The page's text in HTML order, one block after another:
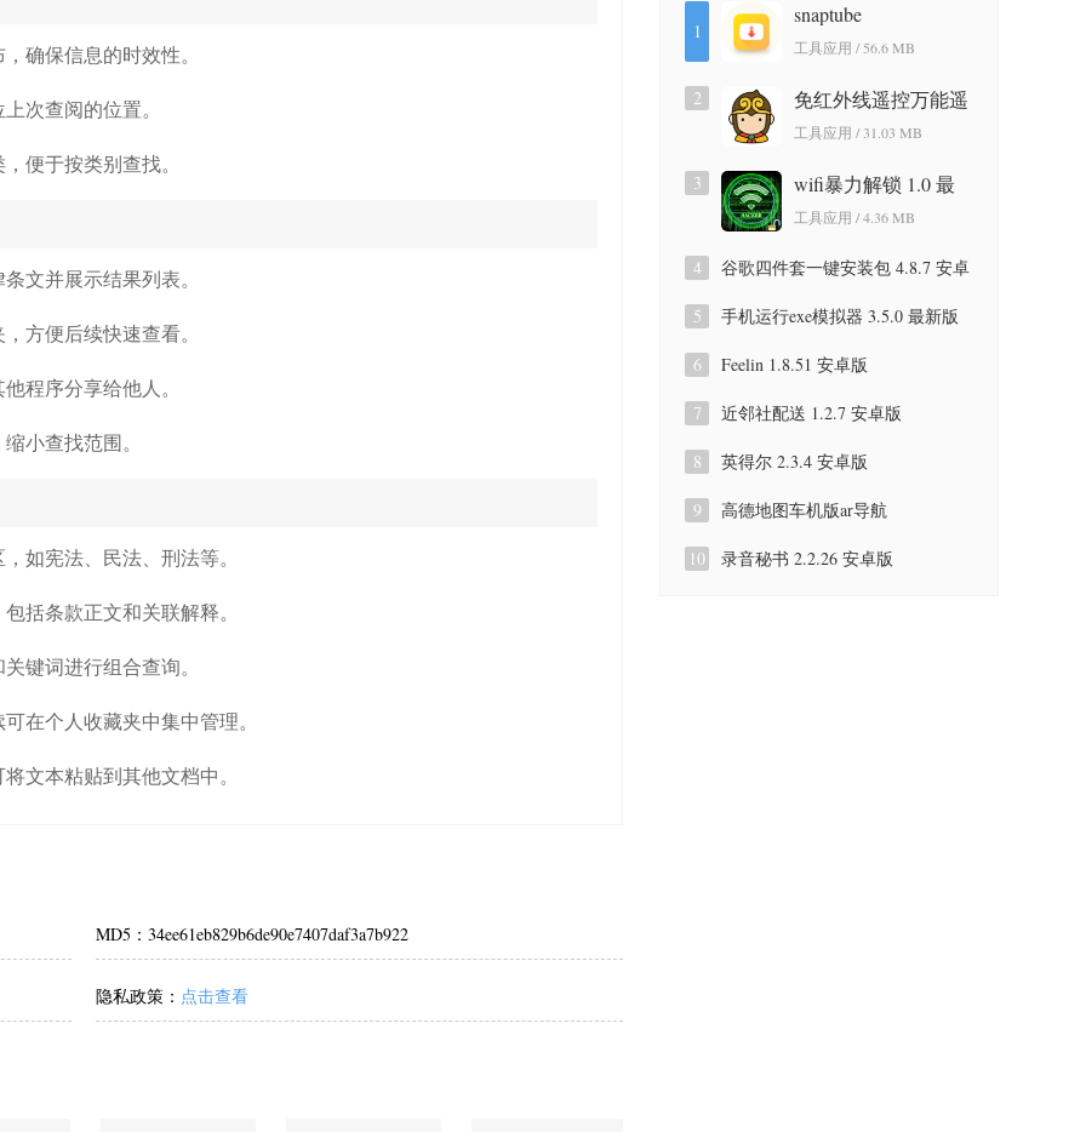
确保信息的时效性。
次查阅的位置。
便于按类别查找。
文并展示结果列表。
方便后续快速查看。
程序分享给他人。
小查找范围。
如宪法、民法、刑法等。
括条款正文和关联解释。
键词进行组合查询。
在个人收藏夹中集中管理。
文本粘贴到其他文档中。
MD5：34ee61eb829b6de90e7407daf3a7b922
隐私政策： 点击查看
1
snaptube
7.64.1.76402001 安卓
工具应用 / 56.6 MB
2
免红外线遥控万能遥
控app 3.9.8.420 安卓
工具应用 / 31.03 MB
3
wifi暴力解锁 1.0 最
新版
工具应用 / 4.36 MB
4
谷歌四件套一键安装包 4.8.7 安卓
5
手机运行exe模拟器 3.5.0 最新版
6 Feelin 1.8.51 安卓版
7 近邻社配送 1.2.7 安卓版
8 英得尔 2.3.4 安卓版
9
高德地图车机版ar导航
10
录音秘书 2.2.26 安卓版